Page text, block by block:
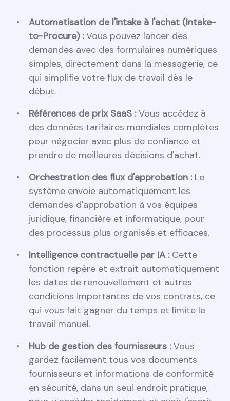
Automatisation de l'intake à l'achat (Intake-
to-Procure) :Vous pouvez lancer des
demandes avec des formulaires numériques
simples, directement dans la messagerie, ce
qui simplifie votre flux de travail dès le
début.
Références de prix SaaS :Vous accédez à
des données tarifaires mondiales complètes
pour négocier avec plus de confiance et
prendre de meilleures décisions d'achat.
Orchestration des flux d'approbation :Le
système envoie automatiquement les
demandes d'approbation à vos équipes
juridique, financière et informatique, pour
des processus plus organisés et efficaces.
Intelligence contractuelle par IA :Cette
fonction repère et extrait automatiquement
les dates de renouvellement et autres
conditions importantes de vos contrats, ce
qui vous fait gagner du temps et limite le
travail manuel.
Hub de gestion des fournisseurs :Vous
gardez facilement tous vos documents
fournisseurs et informations de conformité
en sécurité, dans un seul endroit pratique,